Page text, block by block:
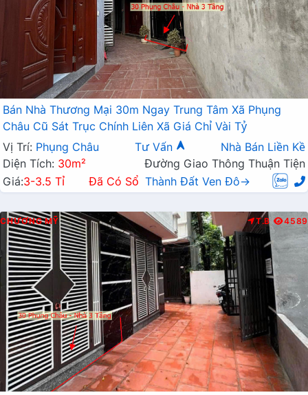
Bán Nhà Thương Mại 30m Ngay Trung Tâm Xã Phụng
Châu Cũ Sát Trục Chính Liên Xã Giá Chỉ Vài Tỷ
Vị Trí: Phụng Châu Tư Vấn
Nhà Bán Liền Kề
Diện Tích: 30m²
Đường Giao Thông Thuận Tiện
Giá:3-3.5 Tỉ Đã Có Sổ Thành Đất Ven Đô→
CHƯƠNG MỸ T.B 4589